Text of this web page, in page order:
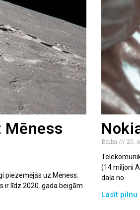
Mēness
piezemējās uz Mēness.
ir līdz 2020. gada beigām
Baiba
20.
(14 miljoni
daļa no
Lasīt pilnu